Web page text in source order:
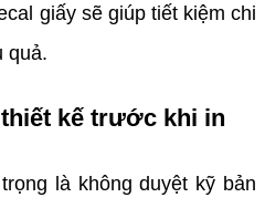
giấy sẽ giúp tiết kiệm chi
quả.
kế trước khi in
là không duyệt kỹ bản